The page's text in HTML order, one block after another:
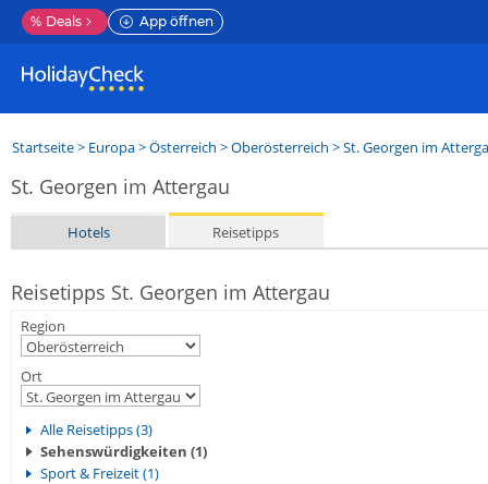
% Deals App öffnen
Startseite> Europa>Österreich >Oberösterreich >St. Georgen im
St. Georgen im Attergau
Hotels Reisetipps
Reisetipps St. Georgen im Attergau
Region
Ort
Alle Reisetipps (3)
Sehenswürdigkeiten (1)
Sport & Freizeit (1)